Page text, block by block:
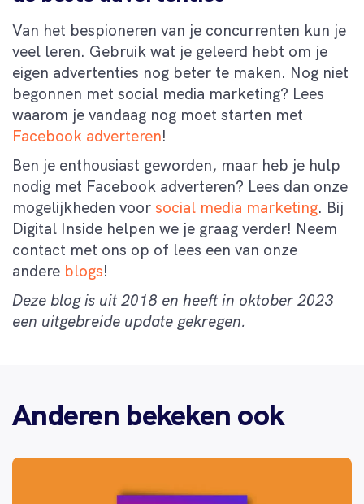
Van het bespioneren van je concurrenten kun je
veel leren. Gebruik wat je geleerd hebt om je
eigen advertenties nog beter te maken. Nog niet
begonnen met social media marketing? Lees
waarom je vandaag nog moet starten met
Facebook adverteren!
Ben je enthousiast geworden, maar heb je hulp
nodig met Facebook adverteren? Lees dan onze
mogelijkheden voor social media marketing. Bij
Digital Inside helpen we je graag verder! Neem
contact met ons op of lees een van onze
andere blogs!
Deze blog is uit 2018 en heeft in oktober 2023
een uitgebreide update gekregen.
Anderen bekeken ook